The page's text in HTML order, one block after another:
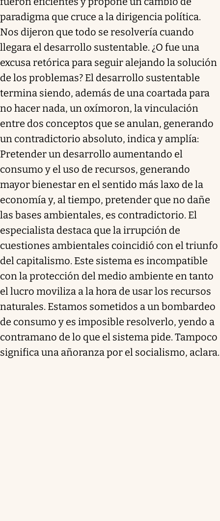
paradigma que cruce a la dirigencia política.
Nos dijeron que todo se resolvería cuando
llegara el desarrollo sustentable. ¿O fue una
excusa retórica para seguir alejando la solución
de los problemas? El desarrollo sustentable
termina siendo, además de una coartada para
no hacer nada, un oxímoron, la vinculación
entre dos conceptos que se anulan, generando
un contradictorio absoluto, indica y amplía:
Pretender un desarrollo aumentando el
consumo y el uso de recursos, generando
mayor bienestar en el sentido más laxo de la
economía y, al tiempo, pretender que no dañe
las bases ambientales, es contradictorio. El
especialista destaca que la irrupción de
cuestiones ambientales coincidió con el triunfo
del capitalismo. Este sistema es incompatible
con la protección del medio ambiente en tanto
el lucro moviliza a la hora de usar los recursos
naturales. Estamos sometidos a un bombardeo
de consumo y es imposible resolverlo, yendo a
contramano de lo que el sistema pide. Tampoco
significa una añoranza por el socialismo, aclara.